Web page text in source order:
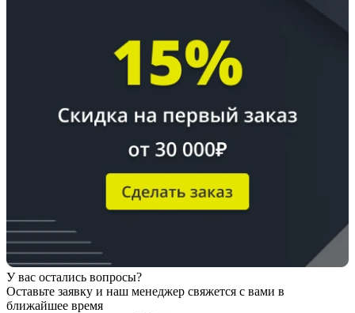
У вас остались вопросы?
Оставьте заявку и наш менеджер свяжется с вами в
ближайшее время